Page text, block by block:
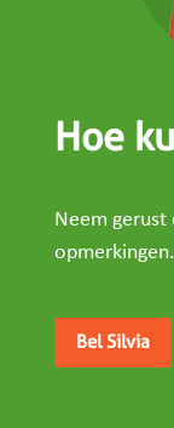
Hoe
Neem
opmerkingen.
Bel Silvia